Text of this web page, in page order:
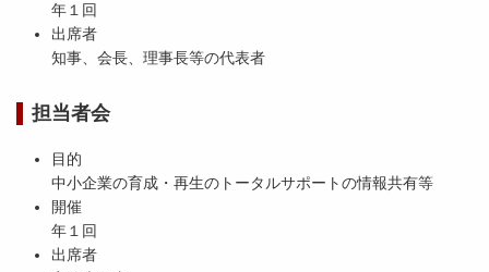
年１回
出席者
知事、会長、理事長等の代表者
担当者会
目的
中小企業の育成・再生のトータルサポートの情報共有等
開催
年１回
出席者